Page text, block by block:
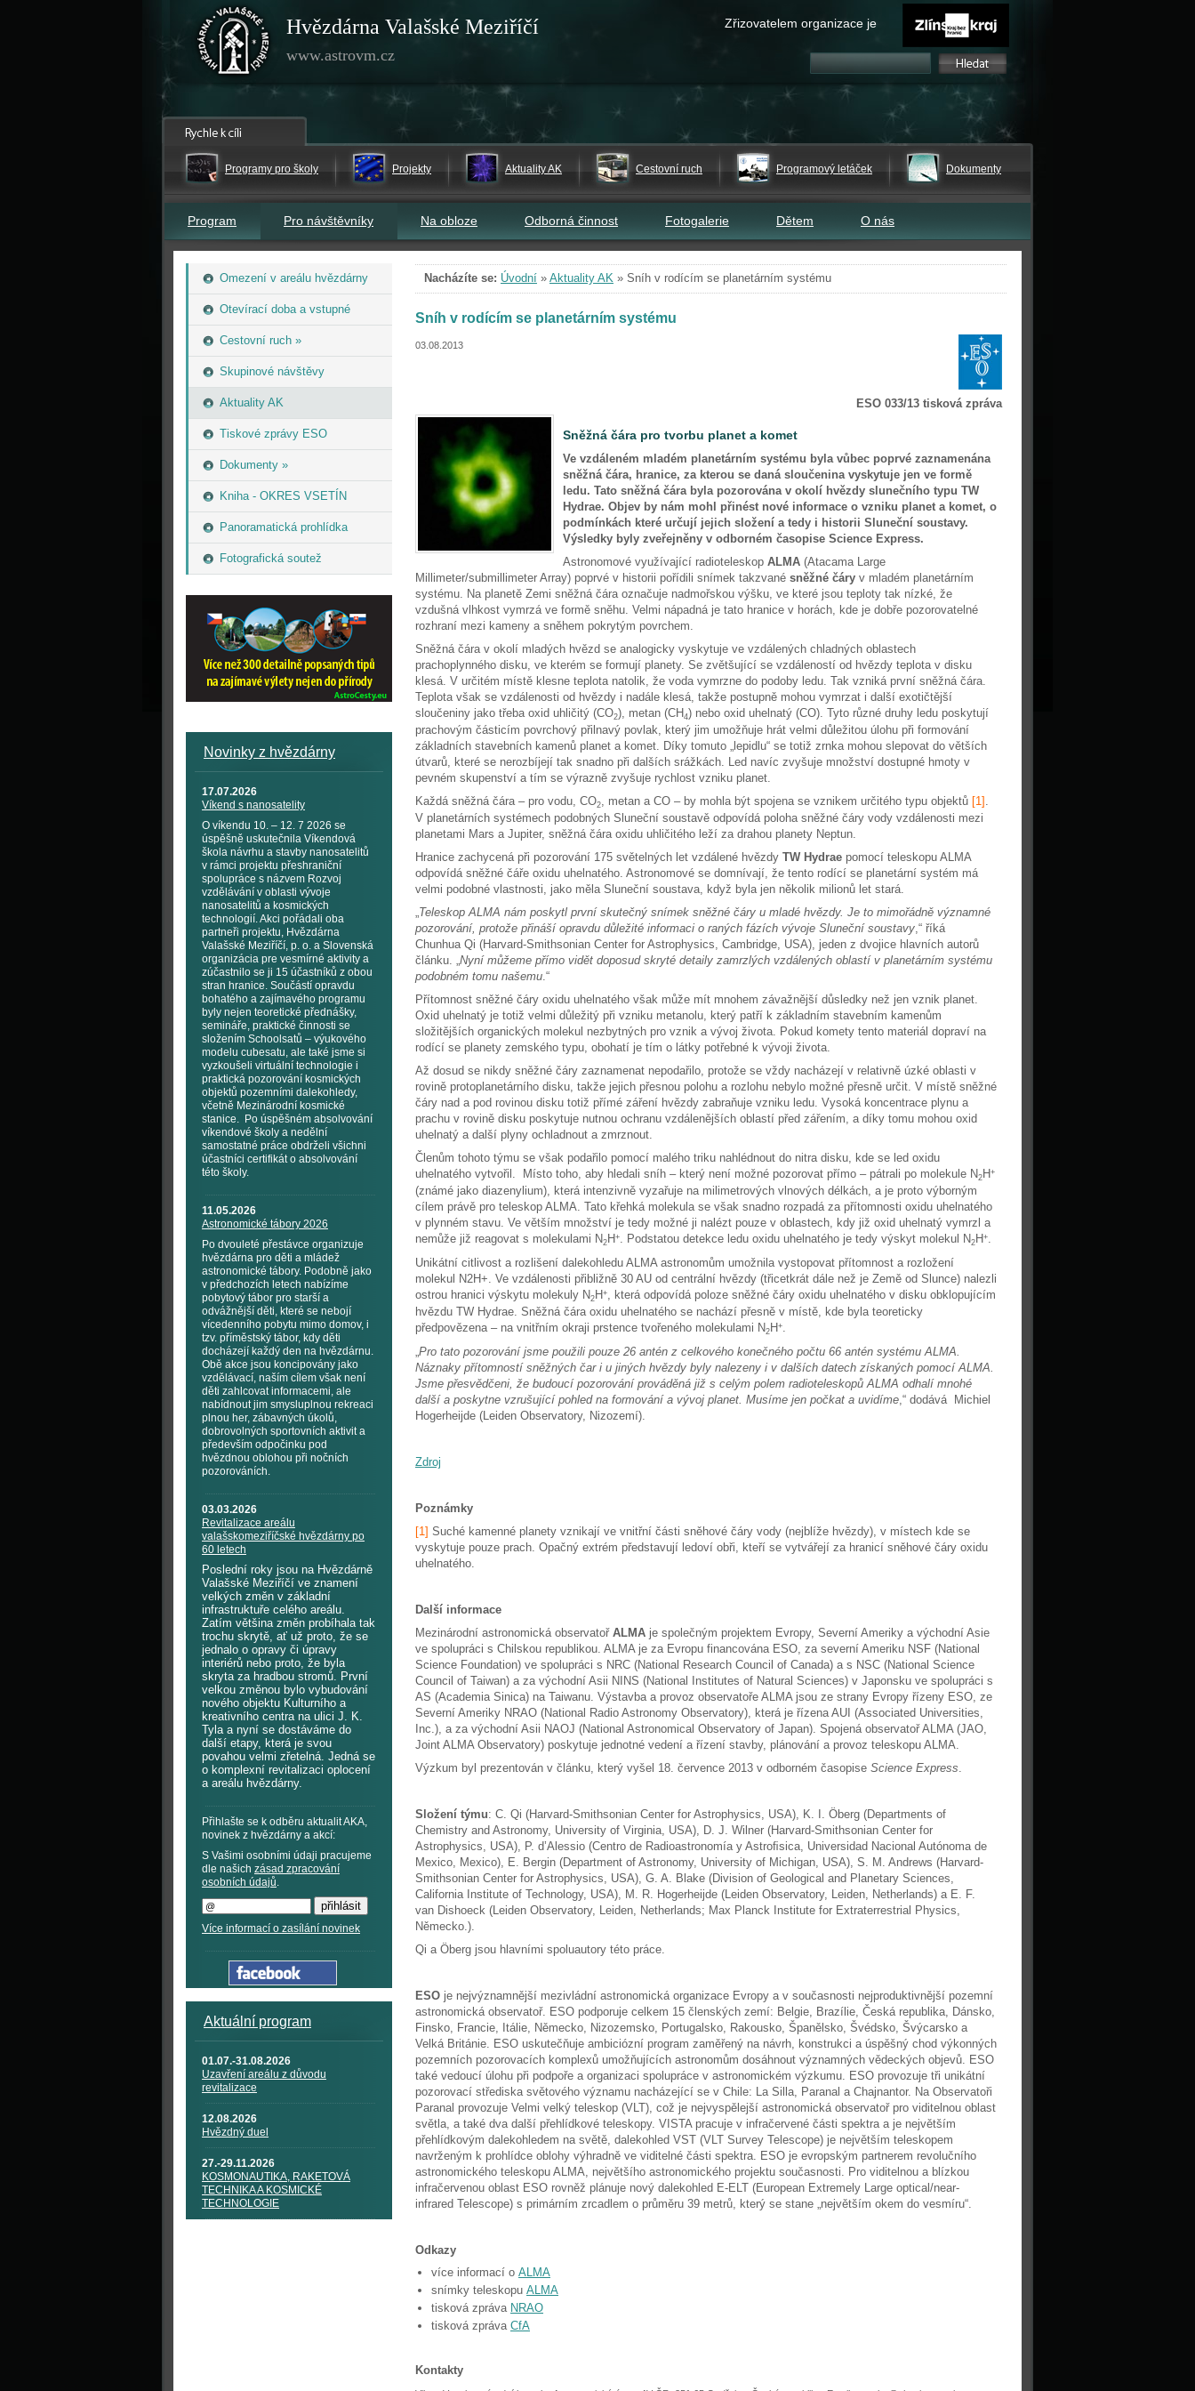
Hvězdárna Valašské Meziříčí
www.astrovm.cz
Zřizovatelem organizace je
Programy pro školy Projekty Aktuality AK Cestovní ruch Programový letáček Dokumenty
Program Pro návštěvníky Na obloze Odborná činnost Fotogalerie Dětem O nás
Omezení v areálu hvězdárny
Otevírací doba a vstupné
Cestovní ruch »
Skupinové návštěvy
Aktuality AK
Tiskové zprávy ESO
Dokumenty »
Kniha - OKRES VSETÍN
Panoramatická prohlídka
Fotografická soutež
Novinky z hvězdárny
17.07.2026
Víkend s nanosatelity
O víkendu 10. – 12. 7 2026 se
úspěšně uskutečnila Víkendová
škola návrhu a stavby nanosatelitů
v rámci projektu přeshraniční
spolupráce s názvem Rozvoj
vzdělávání v oblasti vývoje
nanosatelitů a kosmických
technologií. Akci pořádali oba
partneři projektu, Hvězdárna
Valašské Meziříčí, p. o. a Slovenská
organizácia pre vesmírné aktivity a
zúčastnilo se ji 15 účastníků z obou
stran hranice. Součástí opravdu
bohatého a zajímavého programu
byly nejen teoretické přednášky,
semináře, praktické činnosti se
složením Schoolsatů – výukového
modelu cubesatu, ale také jsme si
vyzkoušeli virtuální technologie i
praktická pozorování kosmických
objektů pozemními dalekohledy,
včetně Mezinárodní kosmické
stanice. Po úspěšném absolvování
víkendové školy a nedělní
samostatné práce obdrželi všichni
účastníci certifikát o absolvování
této školy.
11.05.2026
Astronomické tábory 2026
Po dvouleté přestávce organizuje
hvězdárna pro děti a mládež
astronomické tábory. Podobně jako
v předchozích letech nabízíme
pobytový tábor pro starší a
odvážnější děti, které se nebojí
vícedenního pobytu mimo domov, i
tzv. příměstský tábor, kdy děti
docházejí každý den na hvězdárnu.
Obě akce jsou koncipovány jako
vzdělávací, naším cílem však není
děti zahlcovat informacemi, ale
nabídnout jim smysluplnou rekreaci
plnou her, zábavných úkolů,
dobrovolných sportovních aktivit a
především odpočinku pod
hvězdnou oblohou při nočních
pozorováních.
03.03.2026
Revitalizace areálu
valašskomeziříčské hvězdárny po
60 letech
Poslední roky jsou na Hvězdárně
Valašské Meziříčí ve znamení
velkých změn v základní
infrastruktuře celého areálu.
Zatím většina změn probíhala tak
trochu skrytě, ať už proto, že se
jednalo o opravy či úpravy
interiérů nebo proto, že byla
skryta za hradbou stromů. První
velkou změnou bylo vybudování
nového objektu Kulturního a
kreativního centra na ulici J. K.
Tyla a nyní se dostáváme do
další etapy, která je svou
povahou velmi zřetelná. Jedná se
o komplexní revitalizaci oplocení
a areálu hvězdárny.
Přihlašte se k odběru aktualit AKA,
novinek z hvězdárny a akcí:
S Vašimi osobními údaji pracujeme
dle našich zásad zpracování
osobních údajů.
Více informací o zasílání novinek
Aktuální program
01.07.-31.08.2026
Uzavření areálu z důvodu
revitalizace
12.08.2026
Hvězdný duel
27.-29.11.2026
KOSMONAUTIKA, RAKETOVÁ
TECHNIKA A KOSMICKÉ
TECHNOLOGIE
Nacházíte se: Úvodní » Aktuality AK » Sníh v rodícím se planetárním systému
Sníh v rodícím se planetárním systému
03.08.2013
ESO 033/13 tisková zpráva
Sněžná čára pro tvorbu planet a komet
Ve vzdáleném mladém planetárním systému byla vůbec poprvé zaznamenána
sněžná čára, hranice, za kterou se daná sloučenina vyskytuje jen ve formě
ledu. Tato sněžná čára byla pozorována v okolí hvězdy slunečního typu TW
Hydrae. Objev by nám mohl přinést nové informace o vzniku planet a komet, o
podmínkách které určují jejich složení a tedy i historii Sluneční soustavy.
Výsledky byly zveřejněny v odborném časopise Science Express.
Astronomové využívající radioteleskop ALMA (Atacama Large
Millimeter/submillimeter Array) poprvé v historii pořídili snímek takzvané sněžné čáry v mladém planetárním
systému. Na planetě Zemi sněžná čára označuje nadmořskou výšku, ve které jsou teploty tak nízké, že
vzdušná vlhkost vymrzá ve formě sněhu. Velmi nápadná je tato hranice v horách, kde je dobře pozorovatelné
rozhraní mezi kameny a sněhem pokrytým povrchem.
Sněžná čára v okolí mladých hvězd se analogicky vyskytuje ve vzdálených chladných oblastech
prachoplynného disku, ve kterém se formují planety. Se zvětšující se vzdáleností od hvězdy teplota v disku
klesá. V určitém místě klesne teplota natolik, že voda vymrzne do podoby ledu. Tak vzniká první sněžná čára.
Teplota však se vzdálenosti od hvězdy i nadále klesá, takže postupně mohou vymrzat i další exotičtější
sloučeniny jako třeba oxid uhličitý (CO2), metan (CH 4) nebo oxid uhelnatý (CO). Tyto různé druhy ledu poskytují
prachovým částicím povrchový přilnavý povlak, který jim umožňuje hrát velmi důležitou úlohu při formování
základních stavebních kamenů planet a komet. Díky tomuto „lepidlu“ se totiž zrnka mohou slepovat do větších
útvarů, které se nerozbíjejí tak snadno při dalších srážkách. Led navíc zvyšuje množství dostupné hmoty v
pevném skupenství a tím se výrazně zvyšuje rychlost vzniku planet.
Každá sněžná čára – pro vodu, CO2, metan a CO – by mohla být spojena se vznikem určitého typu objektů [1] .
V planetárních systémech podobných Sluneční soustavě odpovídá poloha sněžné čáry vody vzdálenosti mezi
planetami Mars a Jupiter, sněžná čára oxidu uhličitého leží za drahou planety Neptun.
Hranice zachycená při pozorování 175 světelných let vzdálené hvězdy TW Hydrae pomocí teleskopu ALMA
odpovídá sněžné čáře oxidu uhelnatého. Astronomové se domnívají, že tento rodící se planetární systém má
velmi podobné vlastnosti, jako měla Sluneční soustava, když byla jen několik milionů let stará.
„Teleskop ALMA nám poskytl první skutečný snímek sněžné čáry u mladé hvězdy. Je to mimořádně významné
pozorování, protože přináší opravdu důležité informaci o raných fázích vývoje Sluneční soustavy,“ říká
Chunhua Qi (Harvard-Smithsonian Center for Astrophysics, Cambridge, USA), jeden z dvojice hlavních autorů
článku. „Nyní můžeme přímo vidět doposud skryté detaily zamrzlých vzdálených oblastí v planetárním systému
podobném tomu našemu.“
Přítomnost sněžné čáry oxidu uhelnatého však může mít mnohem závažnější důsledky než jen vznik planet.
Oxid uhelnatý je totiž velmi důležitý při vzniku metanolu, který patří k základním stavebním kamenům
složitějších organických molekul nezbytných pro vznik a vývoj života. Pokud komety tento materiál dopraví na
rodící se planety zemského typu, obohatí je tím o látky potřebné k vývoji života.
Až dosud se nikdy sněžné čáry zaznamenat nepodařilo, protože se vždy nacházejí v relativně úzké oblasti v
rovině protoplanetárního disku, takže jejich přesnou polohu a rozlohu nebylo možné přesně určit. V místě sněžné
čáry nad a pod rovinou disku totiž přímé záření hvězdy zabraňuje vzniku ledu. Vysoká koncentrace plynu a
prachu v rovině disku poskytuje nutnou ochranu vzdálenějších oblastí před zářením, a díky tomu mohou oxid
uhelnatý a další plyny ochladnout a zmrznout.
Členům tohoto týmu se však podařilo pomocí malého triku nahlédnout do nitra disku, kde se led oxidu
uhelnatého vytvořil. Místo toho, aby hledali sníh – který není možné pozorovat přímo – pátrali po molekule N2 H +
(známé jako diazenylium), která intenzivně vyzařuje na milimetrových vlnových délkách, a je proto výborným
cílem právě pro teleskop ALMA. Tato křehká molekula se však snadno rozpadá za přítomnosti oxidu uhelnatého
v plynném stavu. Ve větším množství je tedy možné ji nalézt pouze v oblastech, kdy již oxid uhelnatý vymrzl a
nemůže již reagovat s molekulami N2 H +. Podstatou detekce ledu oxidu uhelnatého je tedy výskyt molekul N2 H +.
Unikátní citlivost a rozlišení dalekohledu ALMA astronomům umožnila vystopovat přítomnost a rozložení
molekul N2H+. Ve vzdálenosti přibližně 30 AU od centrální hvězdy (třicetkrát dále než je Země od Slunce) nalezli
ostrou hranici výskytu molekuly N2 H +, která odpovídá poloze sněžné čáry oxidu uhelnatého v disku obklopujícím
hvězdu TW Hydrae. Sněžná čára oxidu uhelnatého se nachází přesně v místě, kde byla teoreticky
předpovězena – na vnitřním okraji prstence tvořeného molekulami N2 H +.
„Pro tato pozorování jsme použili pouze 26 antén z celkového konečného počtu 66 antén systému ALMA.
Náznaky přítomností sněžných čar i u jiných hvězdy byly nalezeny i v dalších datech získaných pomocí ALMA.
Jsme přesvědčeni, že budoucí pozorování prováděná již s celým polem radioteleskopů ALMA odhalí mnohé
další a poskytne vzrušující pohled na formování a vývoj planet. Musíme jen počkat a uvidíme,“ dodává Michiel
Hogerheijde (Leiden Observatory, Nizozemí).
Zdroj
Poznámky
[1] Suché kamenné planety vznikají ve vnitřní části sněhové čáry vody (nejblíže hvězdy), v místech kde se
vyskytuje pouze prach. Opačný extrém představují ledoví obři, kteří se vytvářejí za hranicí sněhové čáry oxidu
uhelnatého.
Další informace
Mezinárodní astronomická observatoř ALMA je společným projektem Evropy, Severní Ameriky a východní Asie
ve spolupráci s Chilskou republikou. ALMA je za Evropu financována ESO, za severní Ameriku NSF (National
Science Foundation) ve spolupráci s NRC (National Research Council of Canada) a s NSC (National Science
Council of Taiwan) a za východní Asii NINS (National Institutes of Natural Sciences) v Japonsku ve spolupráci s
AS (Academia Sinica) na Taiwanu. Výstavba a provoz observatoře ALMA jsou ze strany Evropy řízeny ESO, ze
Severní Ameriky NRAO (National Radio Astronomy Observatory), která je řízena AUI (Associated Universities,
Inc.), a za východní Asii NAOJ (National Astronomical Observatory of Japan). Spojená observatoř ALMA (JAO,
Joint ALMA Observatory) poskytuje jednotné vedení a řízení stavby, plánování a provoz teleskopu ALMA.
Výzkum byl prezentován v článku, který vyšel 18. července 2013 v odborném časopise Science Express.
Složení týmu: C. Qi (Harvard-Smithsonian Center for Astrophysics, USA), K. I. Öberg (Departments of
Chemistry and Astronomy, University of Virginia, USA), D. J. Wilner (Harvard-Smithsonian Center for
Astrophysics, USA), P. d’Alessio (Centro de Radioastronomía y Astroﬁsica, Universidad Nacional Autónoma de
Mexico, Mexico), E. Bergin (Department of Astronomy, University of Michigan, USA), S. M. Andrews (Harvard-
Smithsonian Center for Astrophysics, USA), G. A. Blake (Division of Geological and Planetary Sciences,
California Institute of Technology, USA), M. R. Hogerheijde (Leiden Observatory, Leiden, Netherlands) a E. F.
van Dishoeck (Leiden Observatory, Leiden, Netherlands; Max Planck Institute for Extraterrestrial Physics,
Německo.).
Qi a Öberg jsou hlavními spoluautory této práce.
ESO je nejvýznamnější mezivládní astronomická organizace Evropy a v současnosti nejproduktivnější pozemní
astronomická observatoř. ESO podporuje celkem 15 členských zemí: Belgie, Brazílie, Česká republika, Dánsko,
Finsko, Francie, Itálie, Německo, Nizozemsko, Portugalsko, Rakousko, Španělsko, Švédsko, Švýcarsko a
Velká Británie. ESO uskutečňuje ambiciózní program zaměřený na návrh, konstrukci a úspěšný chod výkonných
pozemních pozorovacích komplexů umožňujících astronomům dosáhnout významných vědeckých objevů. ESO
také vedoucí úlohu při podpoře a organizaci spolupráce v astronomickém výzkumu. ESO provozuje tři unikátní
pozorovací střediska světového významu nacházející se v Chile: La Silla, Paranal a Chajnantor. Na Observatoři
Paranal provozuje Velmi velký teleskop (VLT), což je nejvyspělejší astronomická observatoř pro viditelnou oblast
světla, a také dva další přehlídkové teleskopy. VISTA pracuje v infračervené části spektra a je největším
přehlídkovým dalekohledem na světě, dalekohled VST (VLT Survey Telescope) je největším teleskopem
navrženým k prohlídce oblohy výhradně ve viditelné části spektra. ESO je evropským partnerem revolučního
astronomického teleskopu ALMA, největšího astronomického projektu současnosti. Pro viditelnou a blízkou
infračervenou oblast ESO rovněž plánuje nový dalekohled E-ELT (European Extremely Large optical/near-
infrared Telescope) s primárním zrcadlem o průměru 39 metrů, který se stane „největším okem do vesmíru“.
Odkazy
více informací o ALMA
snímky teleskopu ALMA
tisková zpráva NRAO
tisková zpráva CfA
Kontakty